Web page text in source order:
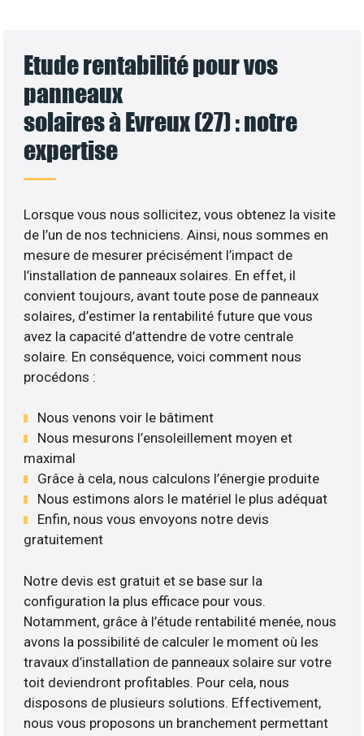
Etude rentabilité pour vos
panneaux
solaires à Evreux (27) : notre
expertise
Lorsque vous nous sollicitez, vous obtenez la visite
de l’un de nos techniciens. Ainsi, nous sommes en
mesure de mesurer précisément l’impact de
l’installation de panneaux solaires. En effet, il
convient toujours, avant toute pose de panneaux
solaires, d’estimer la rentabilité future que vous
avez la capacité d’attendre de votre centrale
solaire. En conséquence, voici comment nous
procédons :
Nous venons voir le bâtiment
Nous mesurons l’ensoleillement moyen et
maximal
Grâce à cela, nous calculons l’énergie produite
Nous estimons alors le matériel le plus adéquat
Enfin, nous vous envoyons notre devis
gratuitement
Notre devis est gratuit et se base sur la
configuration la plus efficace pour vous.
Notamment, grâce à l’étude rentabilité menée, nous
avons la possibilité de calculer le moment où les
travaux d’installation de panneaux solaire sur votre
toit deviendront profitables. Pour cela, nous
disposons de plusieurs solutions. Effectivement,
nous vous proposons un branchement permettant